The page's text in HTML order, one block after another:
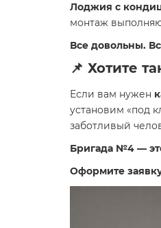
Лоджия с
монтаж
Все довольны.
📌 Хотите
Если вам нужен
установим «под
заботливый
Бригада №4 —
Оформите